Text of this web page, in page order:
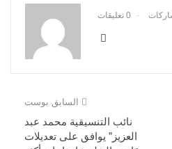
0 تعليقات
السابق بوست
نائب التنسيقية محمد عبد
العزيز” يوافق على تعديلات